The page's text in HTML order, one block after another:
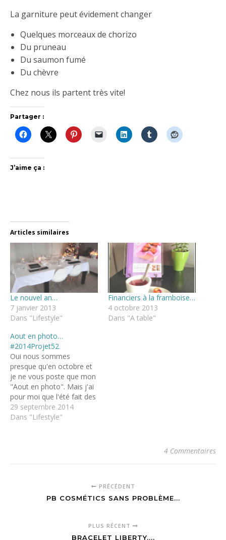
La garniture peut évidement changer
Quelques morceaux de chorizo
Du pruneau
Du saumon fumé
Du chèvre
Chez nous ils partent très vite!
Partager :
J’aime ça :
Articles similaires
Le nouvel an…
7 janvier 2013
Dans "Lifestyle"
Financiers à la framboise…
4 octobre 2013
Dans "A table"
Aout en photo…
#2014Projet52
Oui nous sommes
presque qu'en octobre et
je ne vous poste que mon
"Aout en photo". Mais j'ai
pour moi que l'été fait des
longueurs et que j'étais
presque persuadée que
29 septembre 2014
Dans "Lifestyle"
4 Commentaires
PRÉCÉDENT
PB COSMÉTICS SANS PROBLÈME...
PLUS RÉCENT
BRACELET LIBERTY....